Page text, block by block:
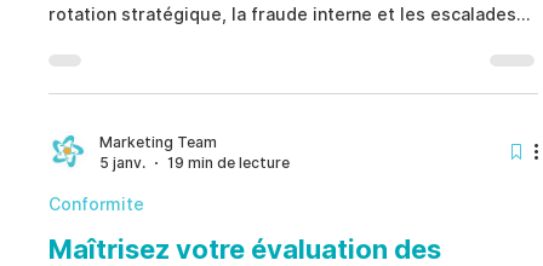
rotation stratégique, la fraude interne et les escalades
Prioriser le risque de capital humain en temps réel
protège la performance et la gouvernance d’entreprise.
Marketing Team
5 janv.
19 min de lecture
Conformite
Maîtrisez votre évaluation des